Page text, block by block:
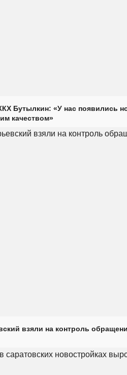
Бутылкин: «У нас появились
качеством»
взяли на контроль